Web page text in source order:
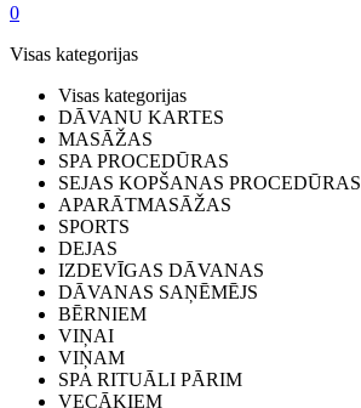
0
Visas kategorijas
Visas kategorijas
DĀVANU KARTES
MASĀŽAS
SPA PROCEDŪRAS
SEJAS KOPŠANAS PROCEDŪRAS
APARĀTMASĀŽAS
SPORTS
DEJAS
IZDEVĪGAS DĀVANAS
DĀVANAS SAŅĒMĒJS
BĒRNIEM
VIŅAI
VIŅAM
SPA RITUĀLI PĀRIM
VECĀKIEM